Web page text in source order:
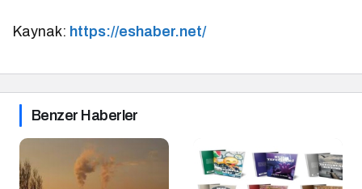
Kaynak: https://eshaber.net/
Benzer Haberler